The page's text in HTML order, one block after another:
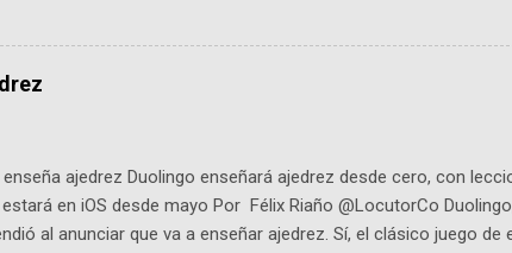
viene "la fuerza poderosa", del relato viviente que encarna
un personaje de gabán y sombrero que parecía sacado
-La colección Ricardo Espinosa: los cómics, las novelas y
en la Biblioteca Luis Ángel Arango ¡Síguenos en nuestras
ajedrez Duolingo enseñará ajedrez desde cero, con
en iOS desde mayo Por Félix Riaño @LocutorCo
al anunciar que va a enseñar ajedrez. Sí, el clásico juego de